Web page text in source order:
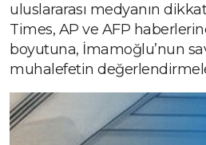
uluslararası medyanın
Times, AP ve AFP
boyutuna, İmamoğlu’nun
muhalefetin